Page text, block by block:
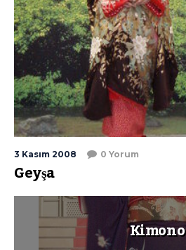
3 Kasım 2008 0 Yorum
Geyşa
Kimono